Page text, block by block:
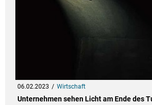
06.02.2023 Wirtschaft
Unternehmen sehen Licht am Ende des